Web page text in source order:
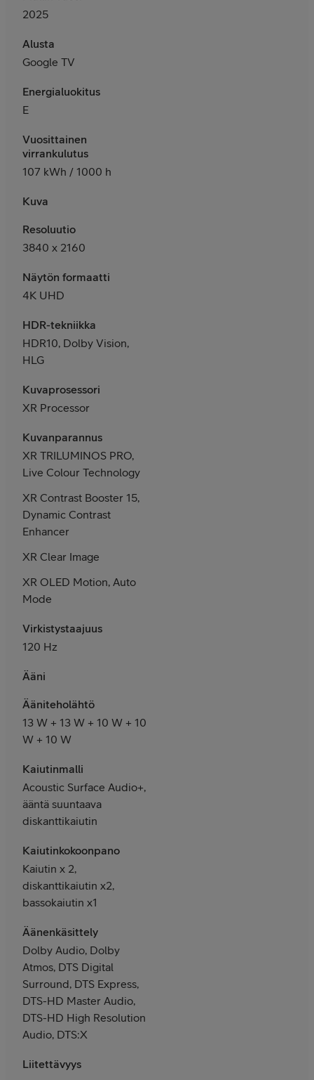
2025
Alusta
Google TV
Energialuokitus
E
Vuosittainen
virrankulutus
107 kWh / 1000 h
Kuva
Resoluutio
3840 x 2160
Näytön formaatti
4K UHD
HDR-tekniikka
HDR10, Dolby Vision,
HLG
Kuvaprosessori
XR Processor
Kuvanparannus
XR TRILUMINOS PRO,
Live Colour Technology
XR Contrast Booster 15,
Dynamic Contrast
Enhancer
XR Clear Image
XR OLED Motion, Auto
Mode
Virkistystaajuus
120 Hz
Ääni
Ääniteholähtö
13 W + 13 W + 10 W + 10
W + 10 W
Kaiutinmalli
Acoustic Surface Audio+,
ääntä suuntaava
diskanttikaiutin
Kaiutinkokoonpano
Kaiutin x 2,
diskanttikaiutin x2,
bassokaiutin x1
Äänenkäsittely
Dolby Audio, Dolby
Atmos, DTS Digital
Surround, DTS Express,
DTS-HD Master Audio,
DTS-HD High Resolution
Audio, DTS:X
Liitettävyys